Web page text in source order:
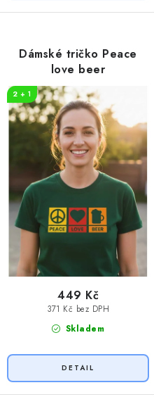
Dámské tričko Peace
love beer
2 + 1
Skladem
371 Kč bez DPH
449 Kč